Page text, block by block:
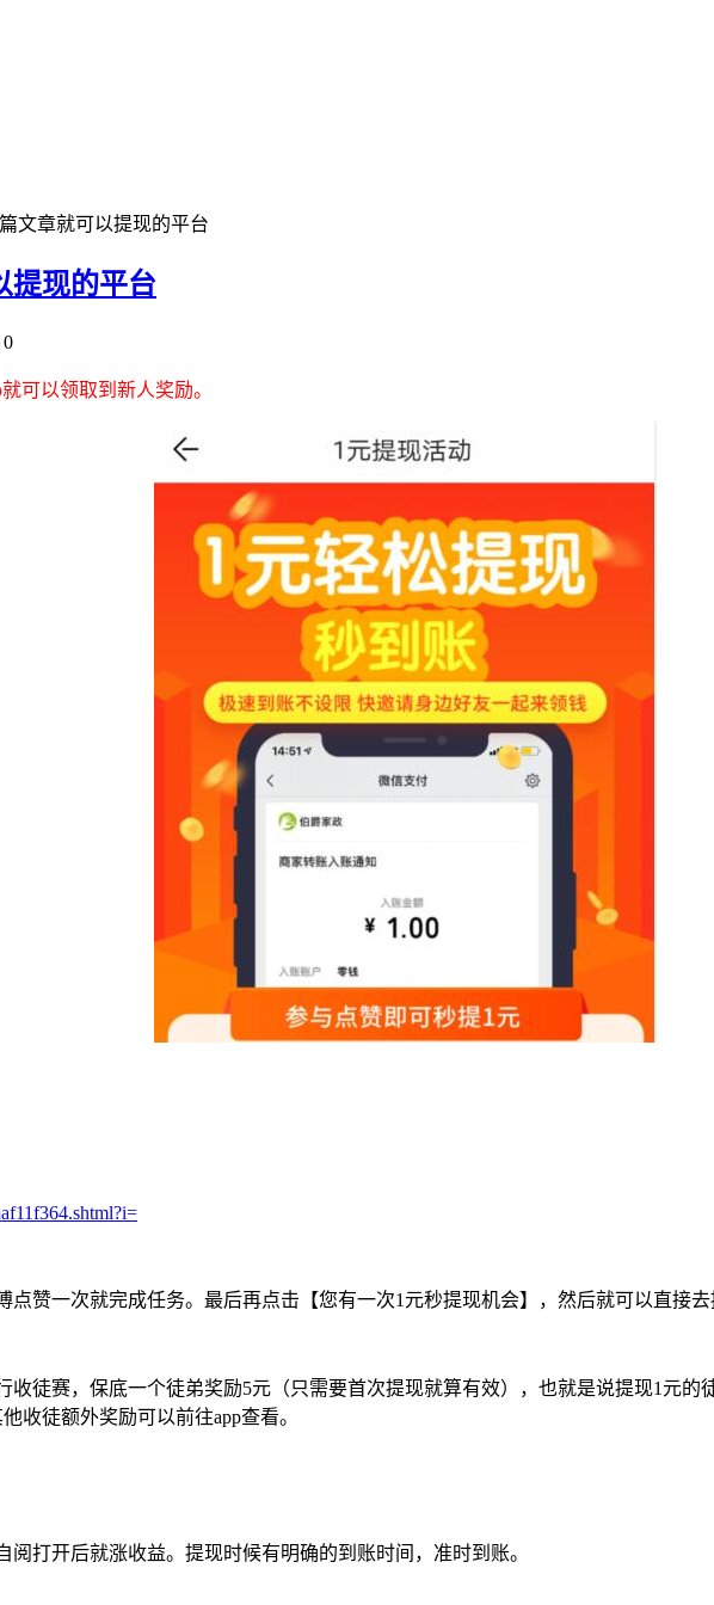
文章就可以提现的平台
提现的平台
0
可以领取到新人奖励。
赞一次就完成任务。最后再点击【您有一次1元秒提现机会】，然后就可以直接去
收徒赛，保底一个徒弟奖励5元（只需要首次提现就算有效），也就是说提现1元
收徒额外奖励可以前往app查看。
打开后就涨收益。提现时候有明确的到账时间，准时到账。